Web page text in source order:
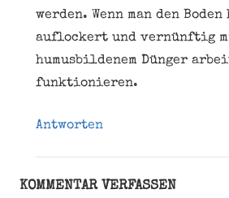
werden. Wenn man den
auflockert und vernünftig
humusbildenem Dünger
funktionieren.
Antworten
KOMMENTAR VERFASSEN